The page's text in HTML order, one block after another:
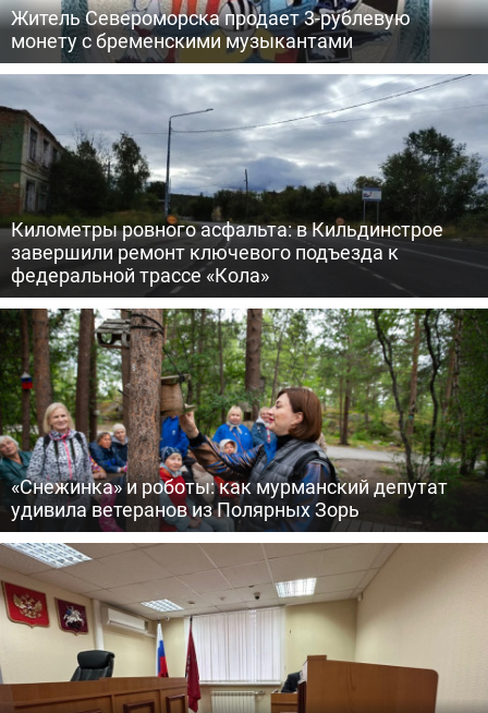
Житель Североморска продает 3-рублевую
монету с бременскими музыкантами
Километры ровного асфальта: в Кильдинстрое
завершили ремонт ключевого подъезда к
федеральной трассе «Кола»
«Снежинка» и роботы: как мурманский депутат
удивила ветеранов из Полярных Зорь